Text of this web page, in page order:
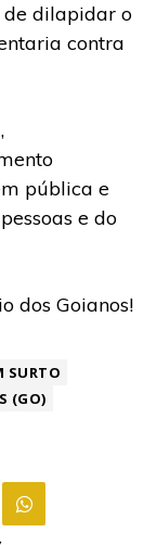
de dilapidar o
contra
pública e
e do
dos Goianos!
SURTO
(GO)